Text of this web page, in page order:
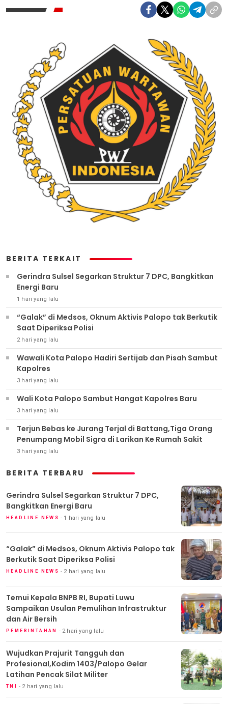
BERITA TERKAIT
Gerindra Sulsel Segarkan Struktur 7 DPC, Bangkitkan
Energi Baru
1 hari yang lalu
“Galak” di Medsos, Oknum Aktivis Palopo tak Berkutik
Saat Diperiksa Polisi
2 hari yang lalu
Wawali Kota Palopo Hadiri Sertijab dan Pisah Sambut
Kapolres
3 hari yang lalu
Wali Kota Palopo Sambut Hangat Kapolres Baru
3 hari yang lalu
Terjun Bebas ke Jurang Terjal di Battang,Tiga Orang
Penumpang Mobil Sigra di Larikan Ke Rumah Sakit
3 hari yang lalu
BERITA TERBARU
Gerindra Sulsel Segarkan Struktur 7 DPC,
Bangkitkan Energi Baru
HEADLINE NEWS 1 hari yang lalu
“Galak” di Medsos, Oknum Aktivis Palopo tak
Berkutik Saat Diperiksa Polisi
HEADLINE NEWS 2 hari yang lalu
Temui Kepala BNPB RI, Bupati Luwu
Sampaikan Usulan Pemulihan Infrastruktur
dan Air Bersih
PEMERINTAHAN 2 hari yang lalu
Wujudkan Prajurit Tangguh dan
Profesional,Kodim 1403/Palopo Gelar
Latihan Pencak Silat Militer
TNI 2 hari yang lalu